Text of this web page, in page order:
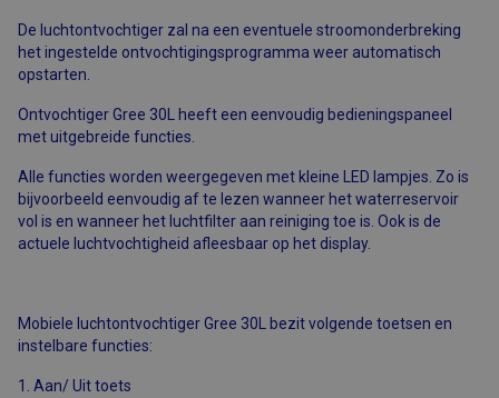
De luchtontvochtiger zal na een eventuele stroomonderbreking
het ingestelde ontvochtigingsprogramma weer automatisch
opstarten.
Ontvochtiger Gree 30L heeft een eenvoudig bedieningspaneel
met uitgebreide functies.
Alle functies worden weergegeven met kleine LED lampjes. Zo is
bijvoorbeeld eenvoudig af te lezen wanneer het waterreservoir
vol is en wanneer het luchtfilter aan reiniging toe is. Ook is de
actuele luchtvochtigheid afleesbaar op het display.
Mobiele luchtontvochtiger Gree 30L bezit volgende toetsen en
instelbare functies:
1. Aan/ Uit toets